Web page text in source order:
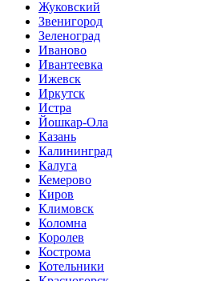
Жуковский
Звенигород
Зеленоград
Иваново
Ивантеевка
Ижевск
Иркутск
Истра
Йошкар-Ола
Казань
Калининград
Калуга
Кемерово
Киров
Климовск
Коломна
Королев
Кострома
Котельники